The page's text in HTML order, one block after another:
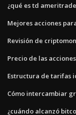
¿qué es td
Mejores acciones
Revisión de
Precio de las
Estructura de tarifas
Cómo intercambiar
¿cuándo alcanzó